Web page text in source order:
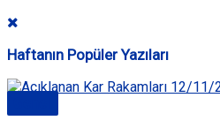
Haftanın Popüler Yazıları